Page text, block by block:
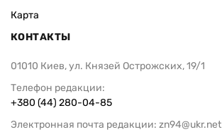
Карта
КОНТАКТЫ
01010 Киев, ул. Князей Острожских, 19/1
Телефон редакции:
+380 (44) 280-04-85
Электронная почта редакции: zn94@ukr.net